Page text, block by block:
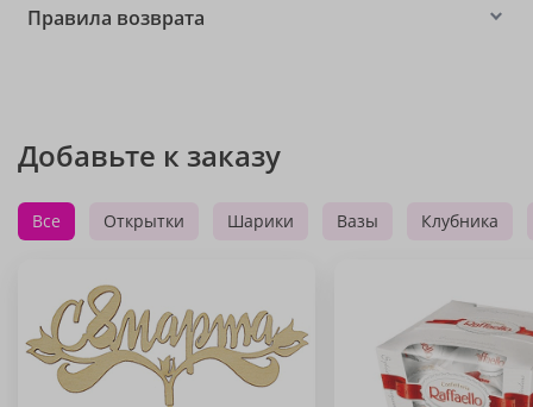
Правила возврата
Добавьте к заказу
Все Открытки Шарики Вазы Клубника